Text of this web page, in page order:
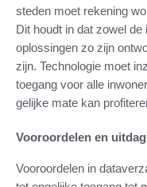
steden moet rekening
Dit houdt in dat zowel
oplossingen zo zijn
zijn. Technologie moet
toegang voor alle
gelijke mate kan
Vooroordelen en
Vooroordelen in